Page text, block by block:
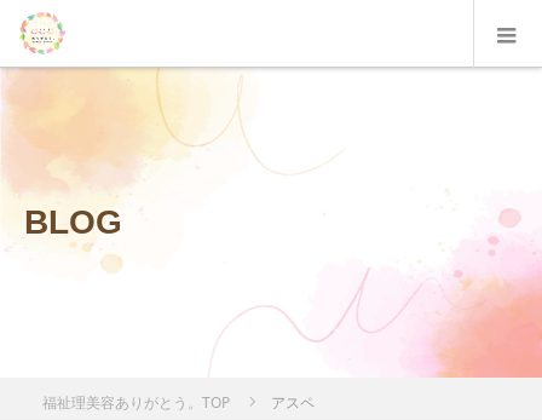
BLOG
福祉理美容ありがとう。TOP アスペ